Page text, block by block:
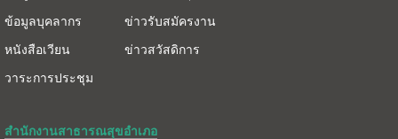
ข้อมูลบุคลากร
หนังสือเวียน
วาระการประชุม
ข่าวรับสมัครงาน
ข่าวสวัสดิการ
สำนักงานสาธารณสุขอำเภอ